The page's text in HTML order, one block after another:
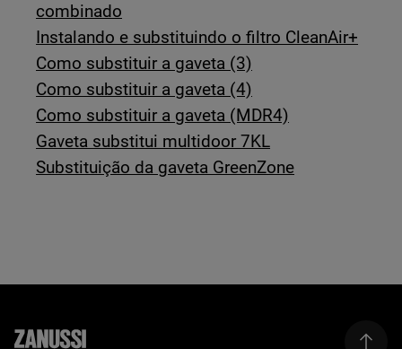
combinado
Instalando e substituindo o filtro CleanAir+
Como substituir a gaveta (3)
Como substituir a gaveta (4)
Como substituir a gaveta (MDR4)
Gaveta substitui multidoor 7KL
Substituição da gaveta GreenZone